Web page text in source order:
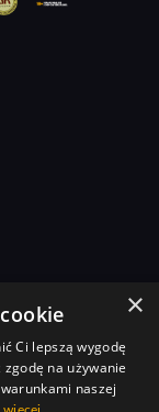
×
Ci lepszą wygodę
na używanie
naszej